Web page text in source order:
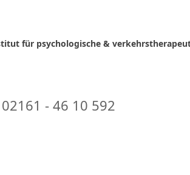
für psychologische &
- 46 10 592